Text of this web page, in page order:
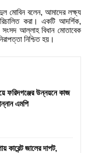
মোবিন বলেন, আমাদের লক্ষ্য
করা। একটি আদর্শিক,
আল্লাহ বিধান মোতাবেক
নিশ্চিত হয়।
ফরিদগঞ্জের উন্নয়নে কাজ
এমপি
কারেন্ট জালের দাপট,